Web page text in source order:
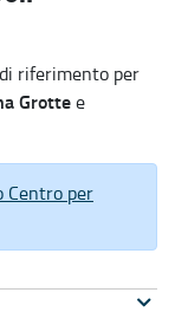
riferimento per
Grottee
Centro per